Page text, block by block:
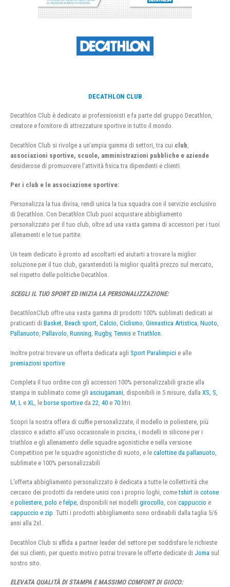
DECATHLON CLUB
Decathlon Club è dedicato ai professionisti e fa parte del gruppo Decathlon,
creatore e fornitore di attrezzature sportive in tutto il mondo.
Decathlon Club si rivolge a un’ampia gamma di settori, tra cui club
associazioni sportive, scuole, amministrazioni pubbliche e aziende
desiderose di promuovere l’attività fisica tra dipendenti e clienti.
Per i club e le associazione sportive:
Personalizza la tua divisa, rendi unica la tua squadra con il servizio esclusivo
di Decathlon. Con Decathlon Club puoi acquistare abbigliamento
personalizzato per il tuo club, oltre ad una vasta gamma di accessori per i tuoi
allenamenti e le tue partite.
Un team dedicato è pronto ad ascoltarti ed aiutarti a trovare la miglior
soluzione per il tuo club, garantendoti la miglior qualità prezzo sul mercato,
nel rispetto delle politiche Decathlon.
SCEGLI IL TUO SPORT ED INIZIA LA PERSONALIZZAZIONE:
DecathlonClub offre una vasta gamma di prodotti 100% sublimati dedicati ai
praticanti di Basket, Beach sport, Calcio, Ciclismo, Ginnastica Artistica, Nuoto,
Pallanuoto, Pallavolo, Running, Rugby, Tennis e Triathlon.
Inoltre potrai trovare un offerta dedicata agli Sport Paralimpici e alle
premiazioni sportive
Completa il tuo ordine con gli accessori 100% personalizzabili grazie alla
stampa in sublimato come gli asciugamani , disponibili in 5 misure, dalla XS S
M L e XL , le borse sportive da 22 40 e 70 litri.
Scopri la nostra offera di cuffie personalizzate, il modello in poliestere, più
classico e adatto all’uso occasionale in piscina, i modelli in silicone per i
triathlon e gli allenamento delle squadre agonistiche e nella versione
Competition per le squadre agonistiche di nuoto, e le calottine da pallanuoto,
sublimate e 100% personalizzabili
L’offerta abbigliamento personalizzato è dedicata a tutte le collettività che
cercano dei prodotti da rendere unici con i proprio loghi, cometshirt in cotone
e poliestere, polo e felpe, disponibili nei modelli girocollo, con cappuccio e
cappuccio e zip. Tutti i prodotti abbigliamento sono ordinabili dalla taglia 5/6
anni alla 2xl.
Decathlon Club si affida a partner leader del settore per soddisfare le richieste
dei sui clienti, per questo motivo potrai trovare le offerte dedicate di Joma sul
nostro sito.
ELEVATA QUALITÀ DI STAMPA E MASSIMO COMFORT DI GIOCO: